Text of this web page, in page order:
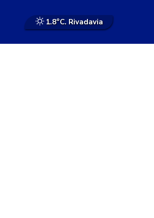
1.8°C. Rivadavia